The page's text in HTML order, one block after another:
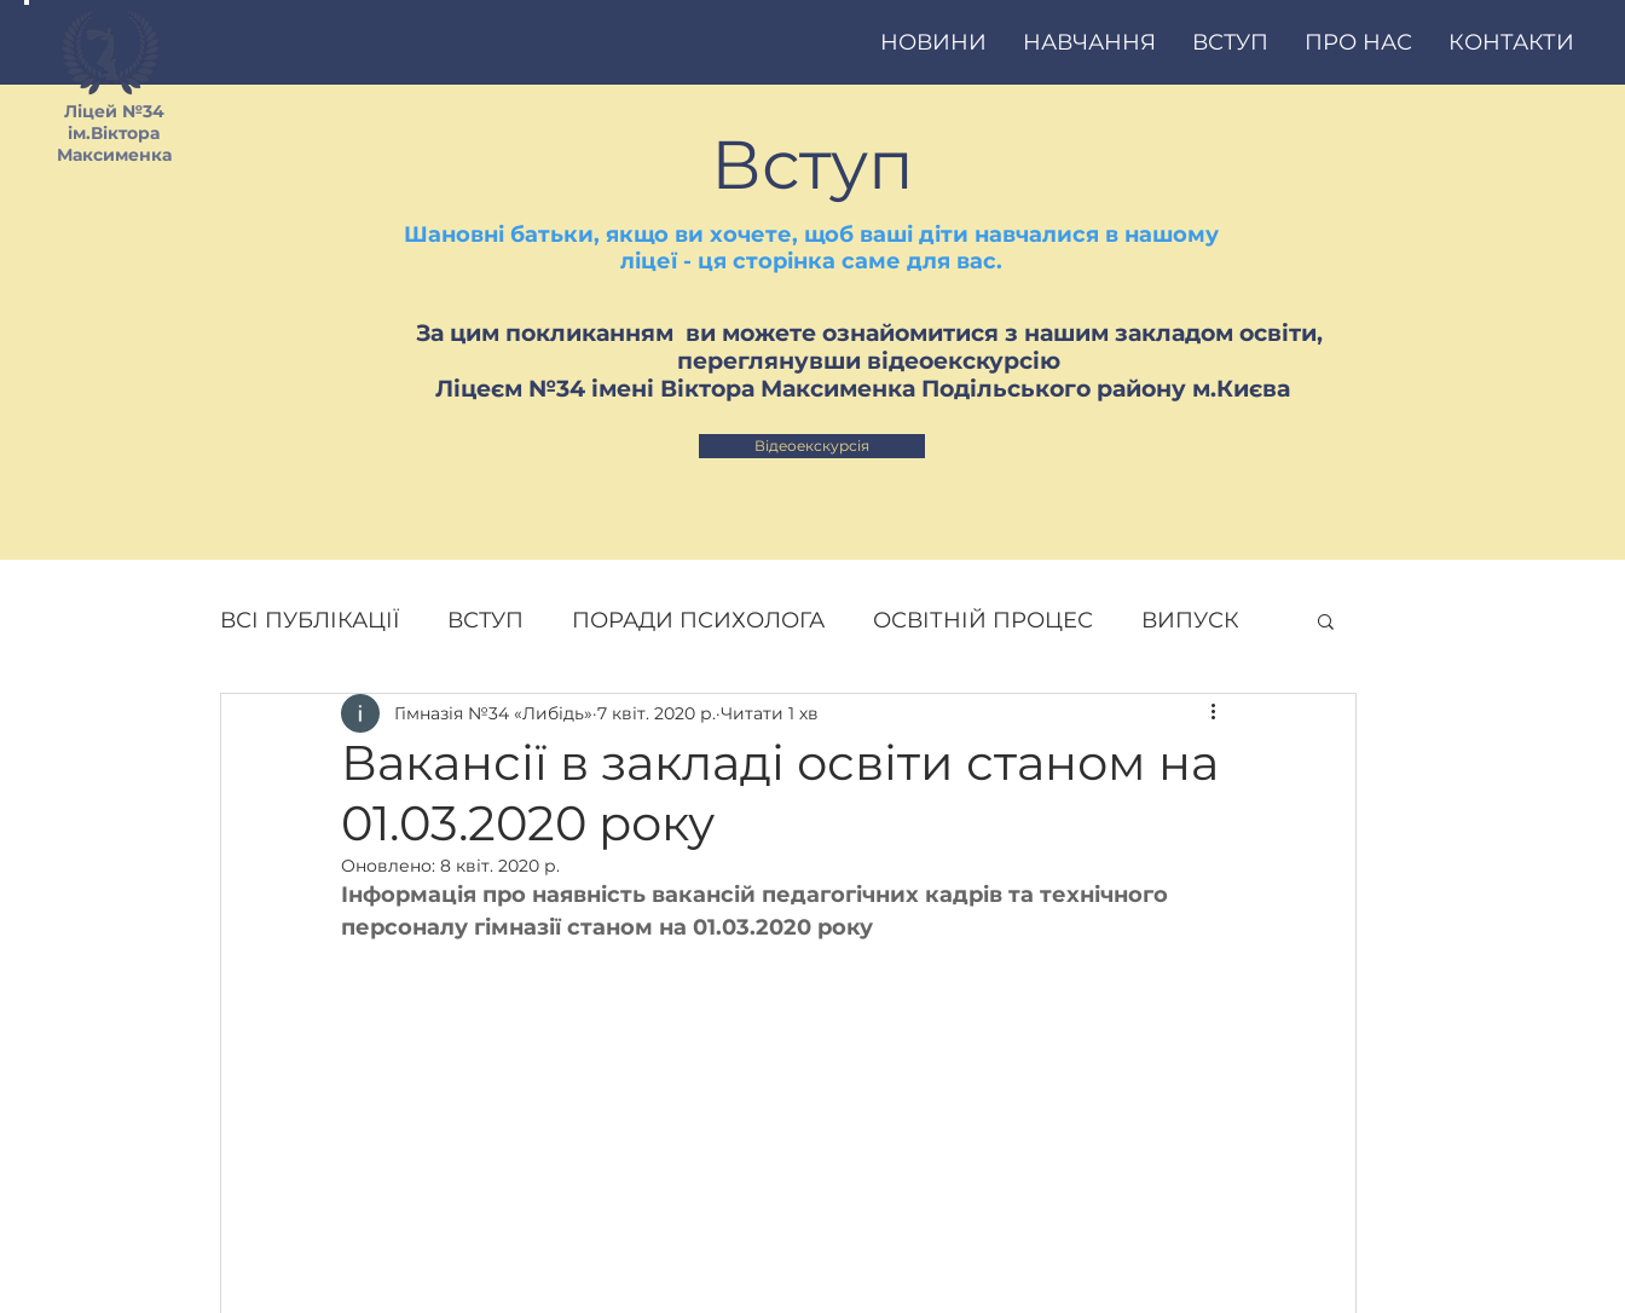
Ліцей №34
ім.Віктора
Максименка
НОВИНИ НАВЧАННЯ ВСТУП ПРО НАС КОНТАКТИ
Вступ
Шановні батьки, якщо ви хочете, щоб ваші діти навчалися в нашому
ліцеї - ця сторінка саме для вас.
За цим покликанням ви можете ознайомитися з нашим закладом освіти,
переглянувши відеоекскурсію
Ліцеєм №34 імені Віктора Максименка Подільського району м.Києва
Відеоекскурсія
ВСІ ПУБЛІКАЦІЇ ВСТУП ПОРАДИ ПСИХОЛОГА ОСВІТНІЙ ПРОЦЕС ВИПУСК
ПРОЕКТНІ НОВИНИ КАРАНТИН
Вакансії в закладі освіти станом на
01.03.2020 року
Гімназія №34 «Либідь» 7 квіт. 2020 р. Читати 1 хв
Оновлено: 8 квіт. 2020 р.
Інформація про наявність вакансій педагогічних кадрів та технічного
персоналу гімназії станом на 01.03.2020 року